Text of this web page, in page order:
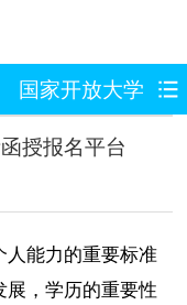
国家开放大学
授报名平台
人能力的重要标准
展，学历的重要性